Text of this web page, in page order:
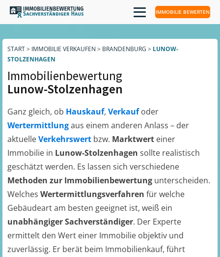
IMMOBILIE BEWERTEN
START> IMMOBILIE VERKAUFEN > BRANDENBURG > LUNOW-
STOLZENHAGEN
Immobilienbewertung
Lunow-Stolzenhagen
Ganz gleich, ob Hauskauf, Verkaufoder
Wertermittlungaus einem anderen Anlass – der
aktuelleVerkehrswert bzw. Marktwert einer
Immobilie in Lunow-Stolzenhagen sollte realistisch
geschätzt werden. Es lassen sich verschiedene
Methoden zur Immobilienbewertung unterscheiden.
Welches Wertermittlungsverfahren für welche
Gebäudeart am besten geeignet ist, weiß ein
unabhängiger Sachverständiger. Der Experte
ermittelt den Wert einer Immobilie objektiv und
zuverlässig. Er berät beim Immobilienkauf, führt